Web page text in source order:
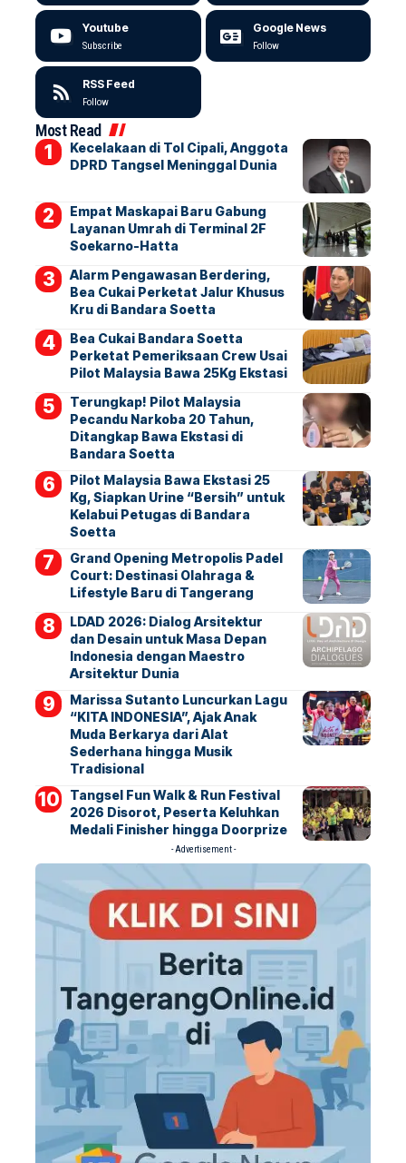
Youtube
Subscribe
Google News
Follow
RSS Feed
Follow
Most Read
Kecelakaan di Tol Cipali, Anggota
DPRD Tangsel Meninggal Dunia
Empat Maskapai Baru Gabung
Layanan Umrah di Terminal 2F
Soekarno-Hatta
Alarm Pengawasan Berdering,
Bea Cukai Perketat Jalur Khusus
Kru di Bandara Soetta
Bea Cukai Bandara Soetta
Perketat Pemeriksaan Crew Usai
Pilot Malaysia Bawa 25Kg Ekstasi
Terungkap! Pilot Malaysia
Pecandu Narkoba 20 Tahun,
Ditangkap Bawa Ekstasi di
Bandara Soetta
Pilot Malaysia Bawa Ekstasi 25
Kg, Siapkan Urine “Bersih” untuk
Kelabui Petugas di Bandara
Soetta
Grand Opening Metropolis Padel
Court: Destinasi Olahraga &
Lifestyle Baru di Tangerang
LDAD 2026: Dialog Arsitektur
dan Desain untuk Masa Depan
Indonesia dengan Maestro
Arsitektur Dunia
Marissa Sutanto Luncurkan Lagu
“KITA INDONESIA”, Ajak Anak
Muda Berkarya dari Alat
Sederhana hingga Musik
Tradisional
Tangsel Fun Walk & Run Festival
2026 Disorot, Peserta Keluhkan
Medali Finisher hingga Doorprize
- Advertisement -